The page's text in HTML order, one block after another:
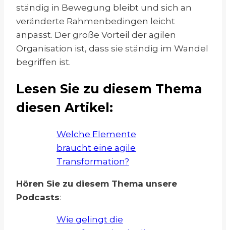
ständig in Bewegung bleibt und sich an
veränderte Rahmenbedingen leicht
anpasst. Der große Vorteil der agilen
Organisation ist, dass sie ständig im Wandel
begriffen ist.
Lesen Sie zu diesem Thema
diesen Artikel:
Welche Elemente
braucht eine agile
Transformation?
Hören Sie zu diesem Thema unsere
Podcasts:
Wie gelingt die